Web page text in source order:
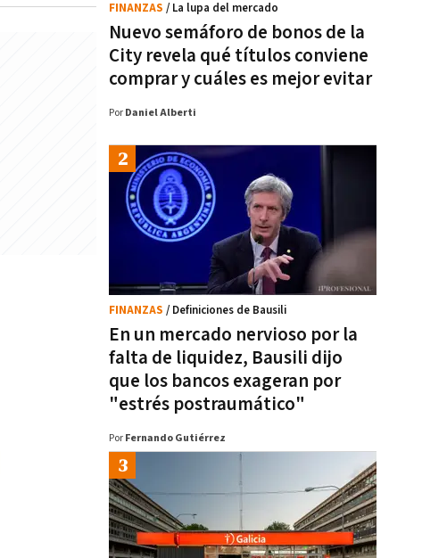
Nuevo semáforo de bonos de la
City revela qué títulos conviene
comprar y cuáles es mejor evitar
FINANZAS / La lupa del mercado
Por Daniel Alberti
En un mercado nervioso por la
falta de liquidez, Bausili dijo
que los bancos exageran por
"estrés postraumático"
FINANZAS / Definiciones de Bausili
Por Fernando Gutiérrez